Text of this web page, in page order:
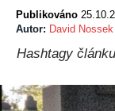
Publikováno
Autor: David Nossek
Hashtagy